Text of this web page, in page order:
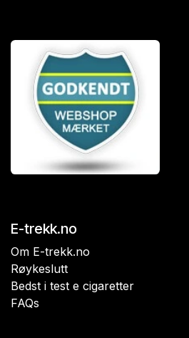
E-trekk.no
Om E-trekk.no
Røykeslutt
Bedst i test e cigaretter
FAQs